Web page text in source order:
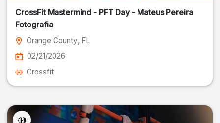
CrossFit Mastermind - PFT Day - Mateus Pereira
Fotografia
Orange County, FL
02/21/2026
Crossfit